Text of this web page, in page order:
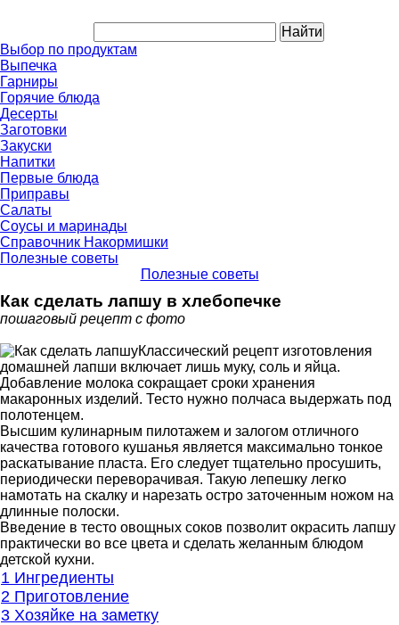
Выбор по продуктам
Выпечка
Гарниры
Горячие блюда
Десерты
Заготовки
Закуски
Напитки
Первые блюда
Приправы
Салаты
Соусы и маринады
Справочник Накормишки
Полезные советы
Полезные советы
Как сделать лапшу в хлебопечке
пошаговый рецепт с фото
Классический рецепт изготовления
домашней лапши включает лишь муку, соль и яйца.
Добавление молока сокращает сроки хранения
макаронных изделий. Тесто нужно полчаса выдержать под
полотенцем.
Высшим кулинарным пилотажем и залогом отличного
качества готового кушанья является максимально тонкое
раскатывание пласта. Его следует тщательно просушить,
периодически переворачивая. Такую лепешку легко
намотать на скалку и нарезать остро заточенным ножом на
длинные полоски.
Введение в тесто овощных соков позволит окрасить лапшу
практически во все цвета и сделать желанным блюдом
детской кухни.
1 Ингредиенты
2 Приготовление
3 Хозяйке на заметку